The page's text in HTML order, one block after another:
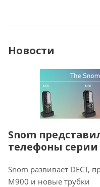
Новости
Snom
телефоны серии
Snom развивает DECT,
M900 и новые трубки